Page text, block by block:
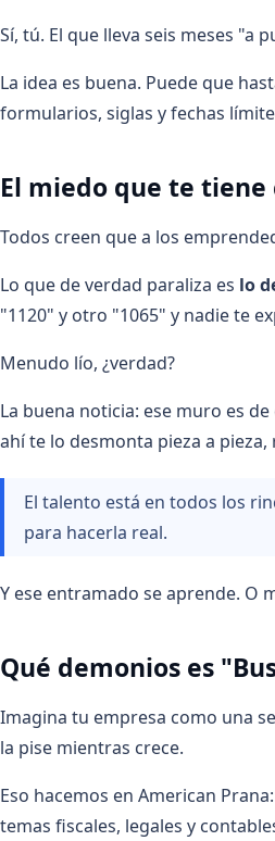
Sí, tú. El que lleva seis meses "a
La idea es buena. Puede que
formularios, siglas y fechas
El miedo que te tiene
Todos creen que a los
Lo que de verdad paraliza es lo
"1120" y otro "1065" y nadie te
Menudo lío, ¿verdad?
La buena noticia: ese muro es
ahí te lo desmonta pieza a
El talento está en todos los
para hacerla real.
Y ese entramado se aprende. O
Qué demonios es
Imagina tu empresa como una
la pise mientras crece.
Eso hacemos en American
temas fiscales, legales y